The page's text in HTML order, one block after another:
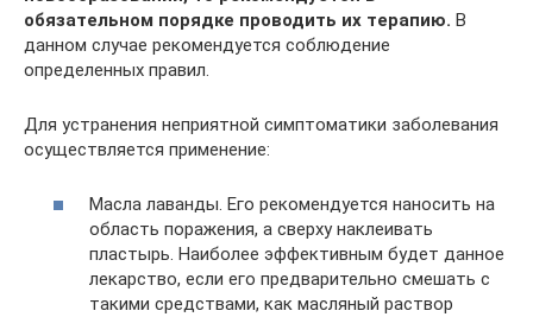
обязательном порядке проводить их терапию. В
данном случае рекомендуется соблюдение
определенных правил.
Для устранения неприятной симптоматики заболевания
осуществляется применение:
Масла лаванды. Его рекомендуется наносить на
область поражения, а сверху наклеивать
пластырь. Наиболее эффективным будет данное
лекарство, если его предварительно смешать с
такими средствами, как масляный раствор